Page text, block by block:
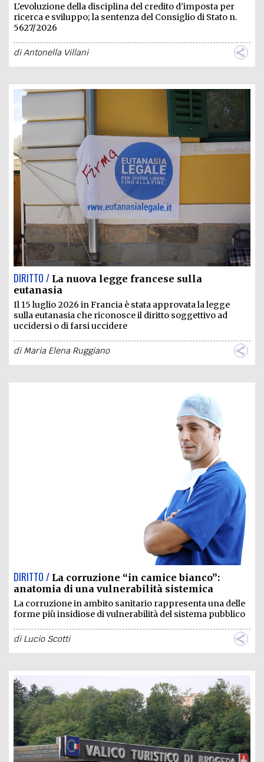
L'evoluzione della disciplina del credito d'imposta per
ricerca e sviluppo; la sentenza del Consiglio di Stato n.
5627/2026
diAntonella Villani
DIRITTO / La nuova legge francese sulla
eutanasia
Il 15 luglio 2026 in Francia è stata approvata la legge
sulla eutanasia che riconosce il diritto soggettivo ad
uccidersi o di farsi uccidere
diMaria Elena Ruggiano
DIRITTO / La corruzione “in camice bianco”:
anatomia di una vulnerabilità sistemica
La corruzione in ambito sanitario rappresenta una delle
forme più insidiose di vulnerabilità del sistema pubblico
diLucio Scotti